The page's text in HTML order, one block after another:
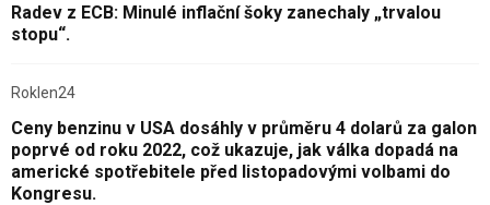
Radev z ECB: Minulé inflační šoky zanechaly „trvalou
stopu“.
Roklen24
Ceny benzinu v USA dosáhly v průměru 4 dolarů za galon
poprvé od roku 2022, což ukazuje, jak válka dopadá na
americké spotřebitele před listopadovými volbami do
Kongresu.